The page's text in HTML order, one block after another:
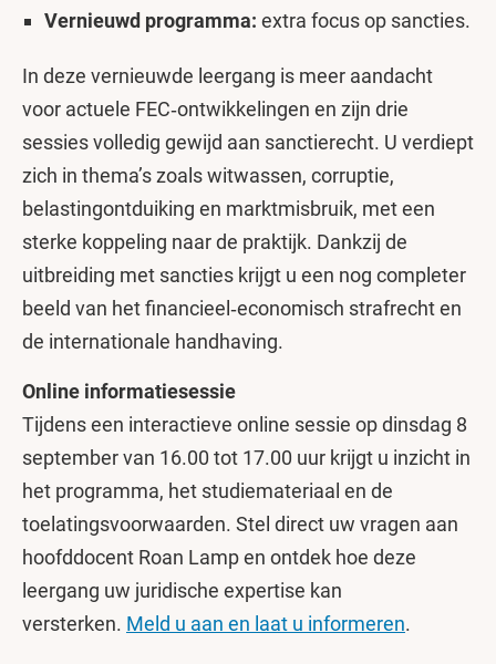
Vernieuwd programma: extra focus op sancties.
In deze vernieuwde leergang is meer aandacht
voor actuele FEC‑ontwikkelingen en zijn drie
sessies volledig gewijd aan sanctierecht. U verdiept
zich in thema’s zoals witwassen, corruptie,
belastingontduiking en marktmisbruik, met een
sterke koppeling naar de praktijk. Dankzij de
uitbreiding met sancties krijgt u een nog completer
beeld van het financieel‑economisch strafrecht en
de internationale handhaving.
Online informatiesessie
Tijdens een interactieve online sessie op dinsdag 8
september van 16.00 tot 17.00 uur krijgt u inzicht in
het programma, het studiemateriaal en de
toelatingsvoorwaarden. Stel direct uw vragen aan
hoofddocent Roan Lamp en ontdek hoe deze
leergang uw juridische expertise kan
versterken. Meld u aan en laat u informeren.